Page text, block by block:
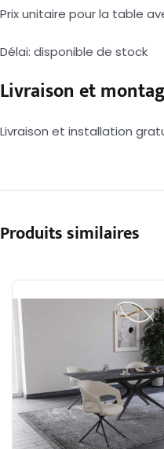
Prix unitaire pour la table
Délai: disponible de stock
Livraison et
Livraison et installation
Produits similaires